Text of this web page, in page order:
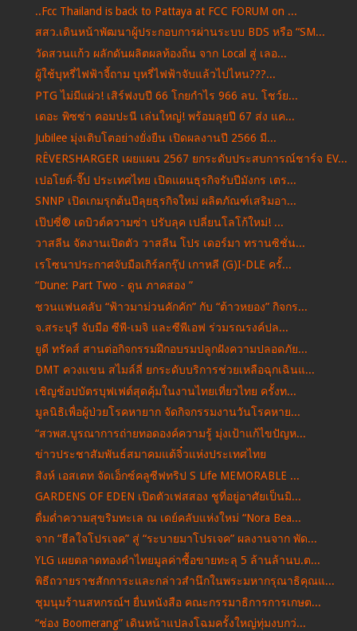
..Fcc Thailand is back to Pattaya at FCC FORUM on ...
สสว.เดินหน้าพัฒนาผู้ประกอบการผ่านระบบ BDS หรือ “SM...
วัดสวนแก้ว ผลักดันผลิตผลท้องถิ่น จาก Local สู่ เลอ...
ผู้ใช้บุหรี่ไฟฟ้าจี้ถาม บุหรี่ไฟฟ้าจับแล้วไปไหน???...
PTG ไม่มีแผ่ว! เสิร์ฟงบปี 66 โกยกำไร 966 ลบ. โชว์ย...
เดอะ พิซซ่า คอมปะนี เล่นใหญ่! พร้อมลุยปี 67 ส่ง แค...
Jubilee มุ่งเติบโตอย่างยั่งยืน เปิดผลงานปี 2566 มี...
RÊVERSHARGER เผยแผน 2567 ยกระดับประสบการณ์ชาร์จ EV...
เปอโยต์-จี๊ป ประเทศไทย เปิดแผนธุรกิจรับปีมังกร เตร...
SNNP เปิดเกมรุกต้นปีลุยธุรกิจใหม่ ผลิตภัณฑ์เสริมอา...
เป๊ปซี่® เดบิวต์ความซ่า ปรับลุค เปลี่ยนโลโก้ใหม่! ...
วาสลีน จัดงานเปิดตัว วาสลีน โปร เดอร์มา ทรานซิชั่น...
เรโซนาประกาศจับมือเกิร์ลกรุ๊ป เกาหลี (G)I-DLE ครั้...
“Dune: Part Two - ดูน ภาคสอง ”
ชวนแฟนคลับ “ฟ้าวมาม่วนคักคัก” กับ “ต้าวหยอง” กิจกร...
จ.สระบุรี จับมือ ซีพี-เมจิ และซีพีเอฟ ร่วมรณรงค์ปล...
ยูดี ทรัคส์ สานต่อกิจกรรมฝึกอบรมปลูกฝังความปลอดภัย...
DMT ควงแขน สไมล์ลี่ ยกระดับบริการช่วยเหลือฉุกเฉินแ...
เชิญช้อปบัตรบุฟเฟต์สุดคุ้มในงานไทยเที่ยวไทย ครั้งท...
มูลนิธิเพื่อผู้ป่วยโรคหายาก จัดกิจกรรมงานวันโรคหาย...
“สวพส.บูรณาการถ่ายทอดองค์ความรู้ มุ่งเป้าแก้ไขปัญห...
ข่าวประชาสัมพันธ์สมาคมแต้จิ๋วแห่งประเทศไทย
สิงห์ เอสเตท จัดเอ็กซ์คลูซีฟทริป S Life MEMORABLE ...
GARDENS OF EDEN เปิดตัวเฟสสอง ชูที่อยู่อาศัยเป็นมิ...
ดื่มด่ำความสุขริมทะเล ณ เดย์คลับแห่งใหม่ “Nora Bea...
จาก “ฮีลใจโปรเจค” สู่ “ระบายมาโปรเจค” ผลงานจาก พัด...
YLG เผยตลาดทองคำไทยมูลค่าซื้อขายทะลุ 5 ล้านล้านบ.ต...
พิธีถวายราชสักการะและกล่าวสำนึกในพระมหากรุณาธิคุณแ...
ชุมนุมร้านสหกรณ์ฯ ยื่นหนังสือ คณะกรรมาธิการการเกษต...
“ช่อง Boomerang” เดินหน้าแปลงโฉมครั้งใหญ่ทุ่มงบกว่...